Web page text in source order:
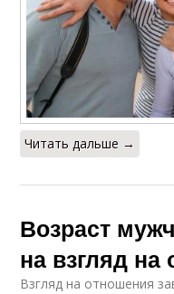
Читать дальше →
Возраст
на взгляд на
Взгляд на отношения